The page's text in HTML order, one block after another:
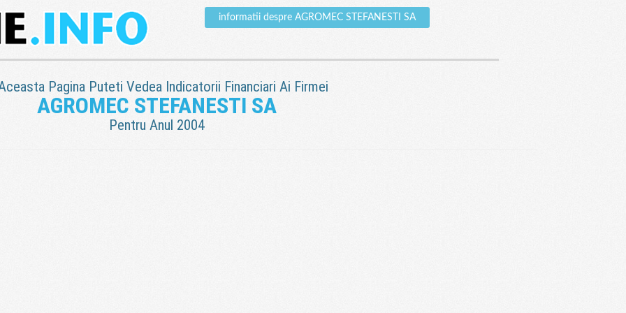
informatii despre AGROMEC STEFANESTI SA
Pagina Puteti Vedea Indicatorii Financiari Ai Firmei
AGROMEC STEFANESTI SA
Pentru Anul 2004